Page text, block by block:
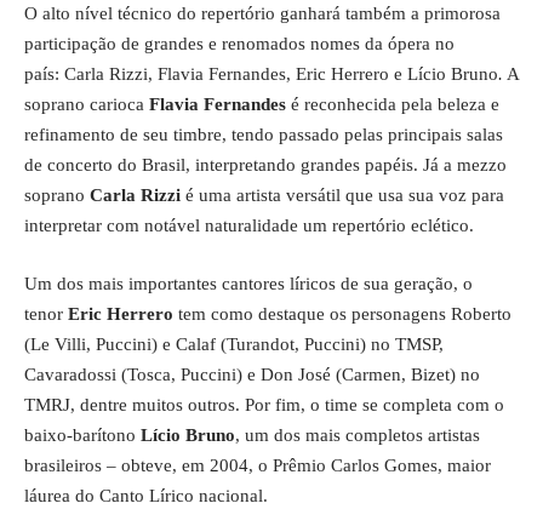
O alto nível técnico do repertório ganhará também a primorosa
participação de grandes e renomados nomes da ópera no
país: Carla Rizzi, Flavia Fernandes, Eric Herrero e Lício Bruno. A
soprano carioca Flavia Fernandes é reconhecida pela beleza e
refinamento de seu timbre, tendo passado pelas principais salas
de concerto do Brasil, interpretando grandes papéis. Já a mezzo
soprano Carla Rizzi é uma artista versátil que usa sua voz para
interpretar com notável naturalidade um repertório eclético.
Um dos mais importantes cantores líricos de sua geração, o
tenor Eric Herrero tem como destaque os personagens Roberto
(Le Villi, Puccini) e Calaf (Turandot, Puccini) no TMSP,
Cavaradossi (Tosca, Puccini) e Don José (Carmen, Bizet) no
TMRJ, dentre muitos outros. Por fim, o time se completa com o
baixo-barítono Lício Bruno, um dos mais completos artistas
brasileiros – obteve, em 2004, o Prêmio Carlos Gomes, maior
láurea do Canto Lírico nacional.